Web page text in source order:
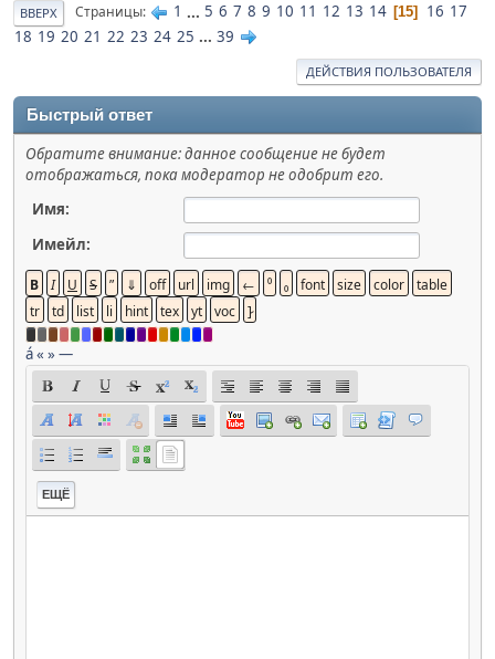
ВВЕРХ Страницы 1 ... 5 6 7 8 9 10 11 12 13 14 15 16 17
18 19 20 21 22 23 24 25 ... 39
ДЕЙСТВИЯ ПОЛЬЗОВАТЕЛЯ
Быстрый ответ
Обратите внимание: данное сообщение не будет
отображаться, пока модератор не одобрит его.
Имя:
Имейл:
á« »—
ЕЩЁ